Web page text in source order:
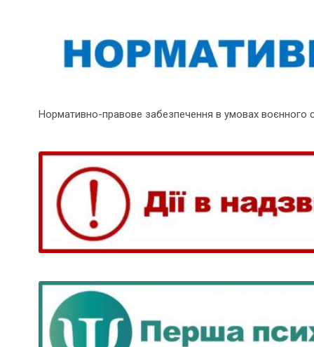
Нормативно-правове забезпечення в умовах воєнного